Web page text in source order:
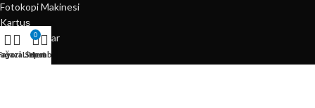
Fotokopi Makinesi
Kartuş
Lazer Yazıcılar
Mürekkep
Görüntü ve Ses
Listem
0
Sepet
Hesabım